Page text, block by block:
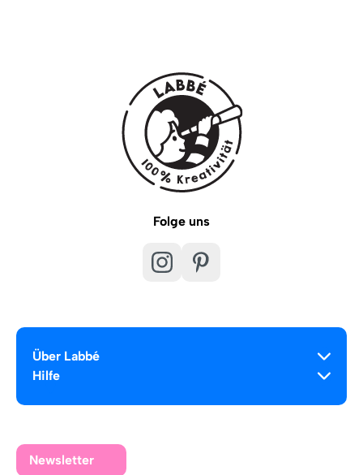
Folge uns
Über Labbé
Hilfe
Newsletter